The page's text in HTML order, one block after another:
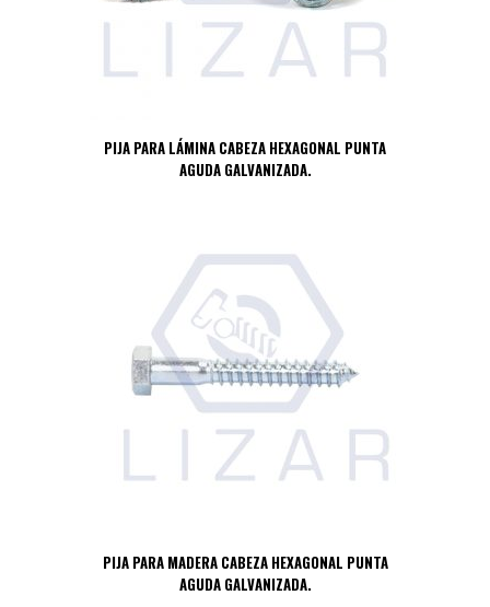
PIJA PARA LÁMINA CABEZA HEXAGONAL PUNTA
AGUDA GALVANIZADA.
PIJA PARA MADERA CABEZA HEXAGONAL PUNTA
AGUDA GALVANIZADA.